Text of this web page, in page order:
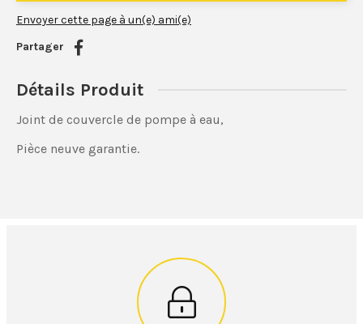
Envoyer cette page à un(e) ami(e)
Partager
Détails Produit
Joint de couvercle de pompe à eau,
Pièce neuve garantie.